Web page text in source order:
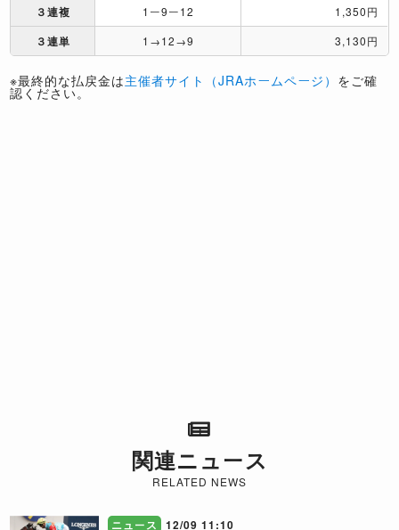
３連複 1ー9ー12 1,350円
３連単 1→12→9 3,130円
※最終的な払戻金は主催者サイト（JRAホームページ） をご確
認ください。
関連ニュース
RELATED NEWS
ニュース 12/09 11:10